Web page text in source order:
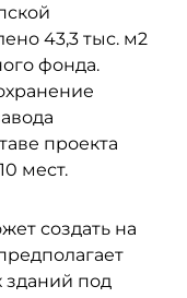
43,3 тыс. м2
фонда.
проекта
мест.
создать на
под